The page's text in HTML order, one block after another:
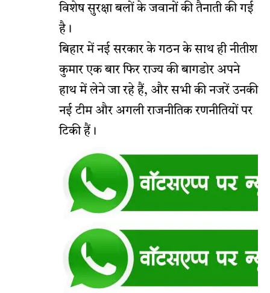
विशेष सुरक्षा बलों के जवानों की तैनाती की गई
है।
बिहार में नई सरकार के गठन के साथ ही नीतीश
कुमार एक बार फिर राज्य की बागडोर अपने
हाथ में लेने जा रहे हैं, और सभी की नजरें उनकी
नई टीम और अगली राजनीतिक रणनीतियों पर
टिकी हैं।